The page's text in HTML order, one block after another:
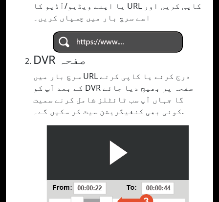
یا اپنے ویڈیو/آڈیو کا URL کاپی کریں اور
اسے سرچ بار میں چسپاں کریں۔
DVR صفحہ
سرچ بار میں URL درج کرنے یا کاپی کرنے
کے بعد آپ کو DVR صفحہ پر بھیج دیا جائے
گا جہاں آپ سب ٹائٹلز شامل کرنے سمیت
کوئی بھی کنفیگریشن سیٹ کر سکیں گے۔.